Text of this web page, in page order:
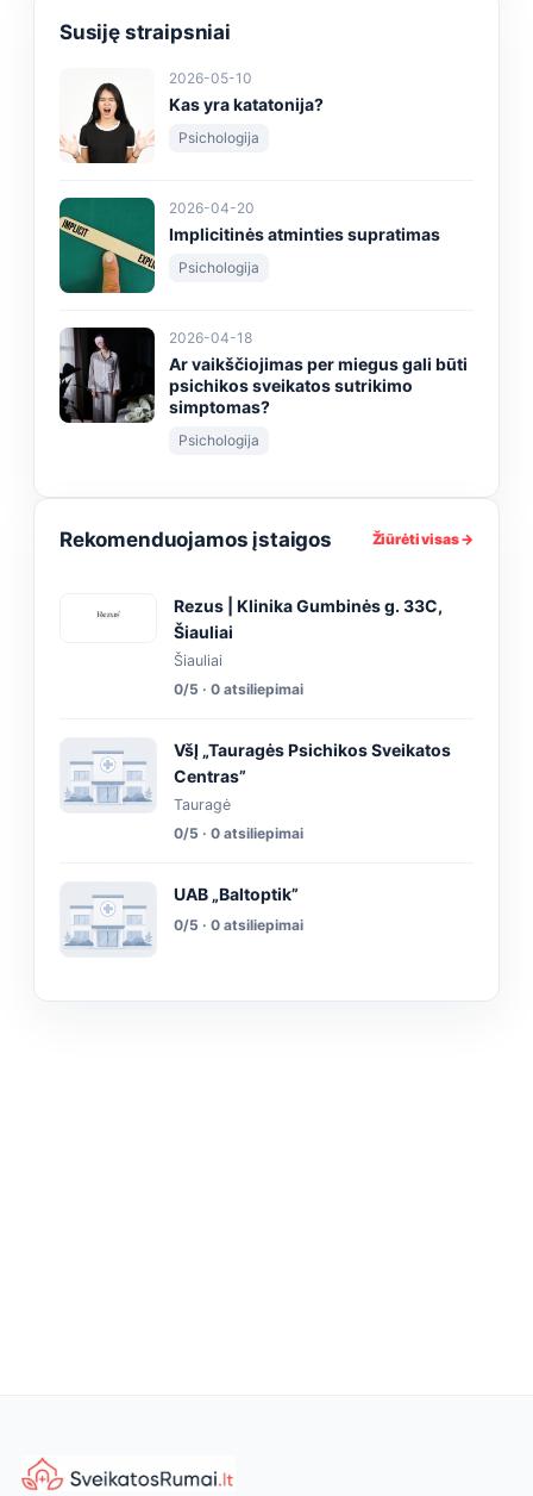
Susiję straipsniai
2026-05-10
Kas yra katatonija?
Psichologija
2026-04-20
Implicitinės atminties supratimas
Psichologija
2026-04-18
Ar vaikščiojimas per miegus gali būti
psichikos sveikatos sutrikimo
simptomas?
Psichologija
Rekomenduojamos įstaigos Žiūrėti visas →
Rezus | Klinika Gumbinės g. 33C,
Šiauliai
Šiauliai
0/5 · 0 atsiliepimai
VšĮ „Tauragės Psichikos Sveikatos
Centras”
Tauragė
0/5 · 0 atsiliepimai
UAB „Baltoptik”
0/5 · 0 atsiliepimai